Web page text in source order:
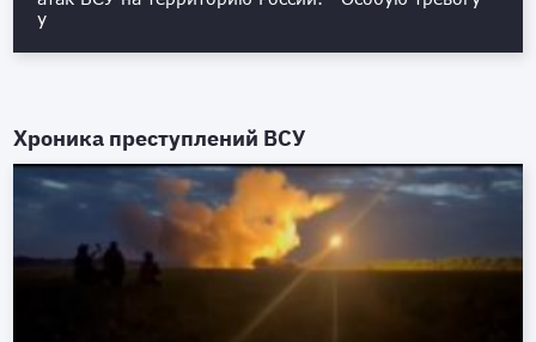
у
Хроника преступлений ВСУ